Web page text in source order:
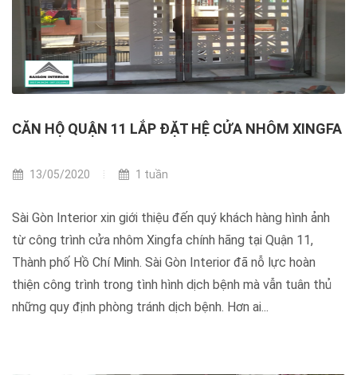
CĂN HỘ QUẬN 11 LẮP ĐẶT HỆ CỬA NHÔM XINGFA
13/05/2020 1 tuần
Sài Gòn Interior xin giới thiệu đến quý khách hàng hình ảnh
từ công trình cửa nhôm Xingfa chính hãng tại Quận 11,
Thành phố Hồ Chí Minh. Sài Gòn Interior đã nỗ lực hoàn
thiện công trình trong tình hình dịch bệnh mà vẫn tuân thủ
những quy định phòng tránh dịch bệnh. Hơn ai...